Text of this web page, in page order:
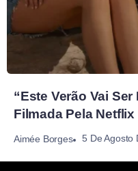
“Este Verão Vai
Filmada Pela Netflix
Aimée Borges 5 De Agosto